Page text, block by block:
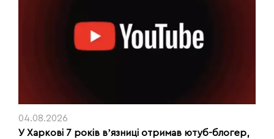
04.08.2026
У Харкові 7 років вʼязниці отримав ютуб-блогер,